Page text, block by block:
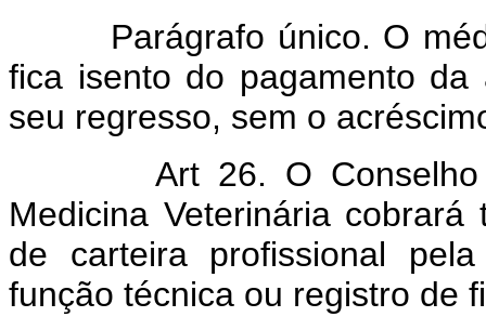
Parágrafo único. O
fica isento do pagamento
seu regresso, sem o
Art 26. O Conselho
Medicina Veterinária
de carteira profissional
função técnica ou registro de